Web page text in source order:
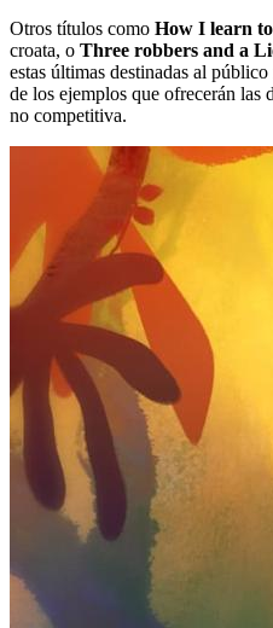
Otros títulos como How I learn
croata, o Three robbers and a
estas últimas destinadas al
de los ejemplos que ofrecerán las
no competitiva.